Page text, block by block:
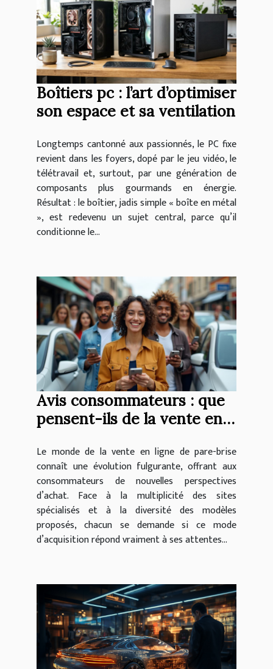
Boîtiers pc : l’art d’optimiser
son espace et sa ventilation
Longtemps cantonné aux passionnés, le PC fixe
revient dans les foyers, dopé par le jeu vidéo, le
télétravail et, surtout, par une génération de
composants plus gourmands en énergie.
Résultat : le boîtier, jadis simple « boîte en métal
», est redevenu un sujet central, parce qu’il
conditionne le...
Avis consommateurs : que
pensent-ils de la vente en
Le monde de la vente en ligne de pare-brise
connaît une évolution fulgurante, offrant aux
consommateurs de nouvelles perspectives
d’achat. Face à la multiplicité des sites
spécialisés et à la diversité des modèles
proposés, chacun se demande si ce mode
d’acquisition répond vraiment à ses attentes...